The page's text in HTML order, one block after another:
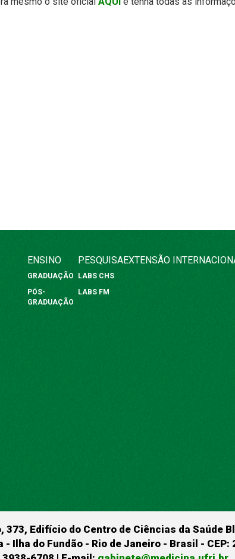
ENSINO
GRADUAÇÃO
PÓS-
GRADUAÇÃO
PESQUISA
LABS CHS
LABS FM
EXTENSÃO
373, Edifício do Centro de Ciências da Saúde
Ilha do Fundão - Rio de Janeiro - Brasil - CEP: